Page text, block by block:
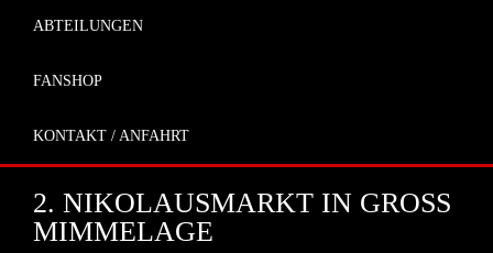
ABTEILUNGEN
FANSHOP
KONTAKT / ANFAHRT
2. NIKOLAUSMARKT IN GROSS M
IMMELAGE